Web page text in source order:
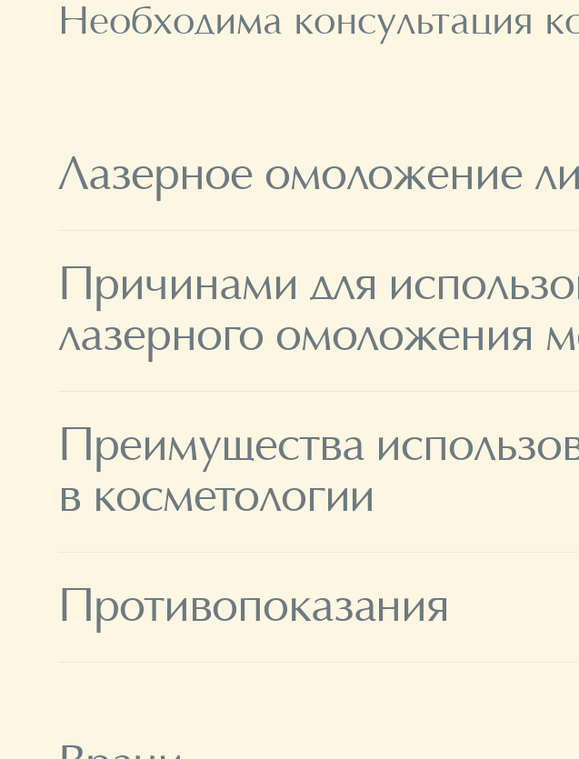
Необходима консультация
Лазерное омоложение
Причинами для
лазерного омоложения
Преимущества
в косметологии
Противопоказания